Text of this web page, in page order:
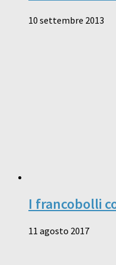
10 settembre 2013
I francobolli
11 agosto 2017